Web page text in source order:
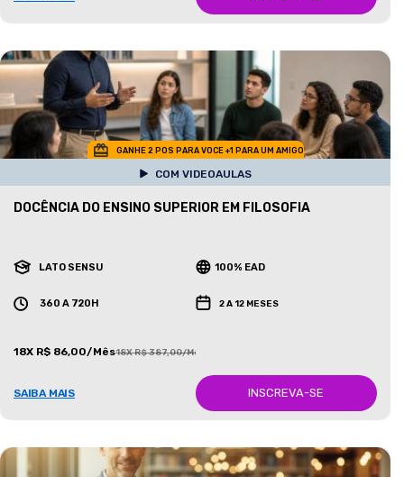
GANHE 2 POS PARA VOCE +1 PARA UM AMIGO
COM VIDEOAULAS
DOCÊNCIA DO ENSINO SUPERIOR EM FILOSOFIA
LATO SENSU 100% EAD
360 A 720H 2 A 12 MESES
18X R$ 86,00/Mês18X R$ 387,00/Mês
SAIBA MAIS INSCREVA-SE